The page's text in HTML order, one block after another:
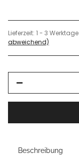
Lieferzeit: 1 - 3 Werktage
abweichend)
Beschreibung